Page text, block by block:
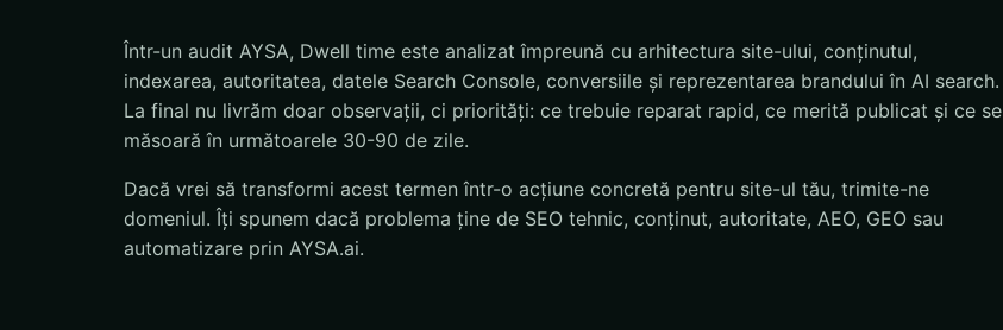
Într-un audit AYSA, Dwell time este analizat împreună cu arhitectura site-ului, conținutul,
indexarea, autoritatea, datele Search Console, conversiile și reprezentarea brandului în AI search.
La final nu livrăm doar observații, ci priorități: ce trebuie reparat rapid, ce merită publicat și ce se
măsoară în următoarele 30-90 de zile.
Dacă vrei să transformi acest termen într-o acțiune concretă pentru site-ul tău, trimite-ne
domeniul. Îți spunem dacă problema ține de SEO tehnic, conținut, autoritate, AEO, GEO sau
automatizare prin AYSA.ai.